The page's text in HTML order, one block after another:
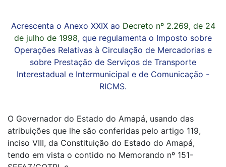
Acrescenta o Anexo XXIX ao Decreto nº 2.269, de 24
de julho de 1998, que regulamenta o Imposto sobre
Operações Relativas à Circulação de Mercadorias e
sobre Prestação de Serviços de Transporte
Interestadual e Intermunicipal e de Comunicação -
RICMS.
O Governador do Estado do Amapá, usando das
atribuições que lhe são conferidas pelo artigo 119,
inciso VIII, da Constituição do Estado do Amapá,
tendo em vista o contido no Memorando nº 151-